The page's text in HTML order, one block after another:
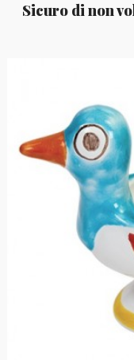
Sicuro di non